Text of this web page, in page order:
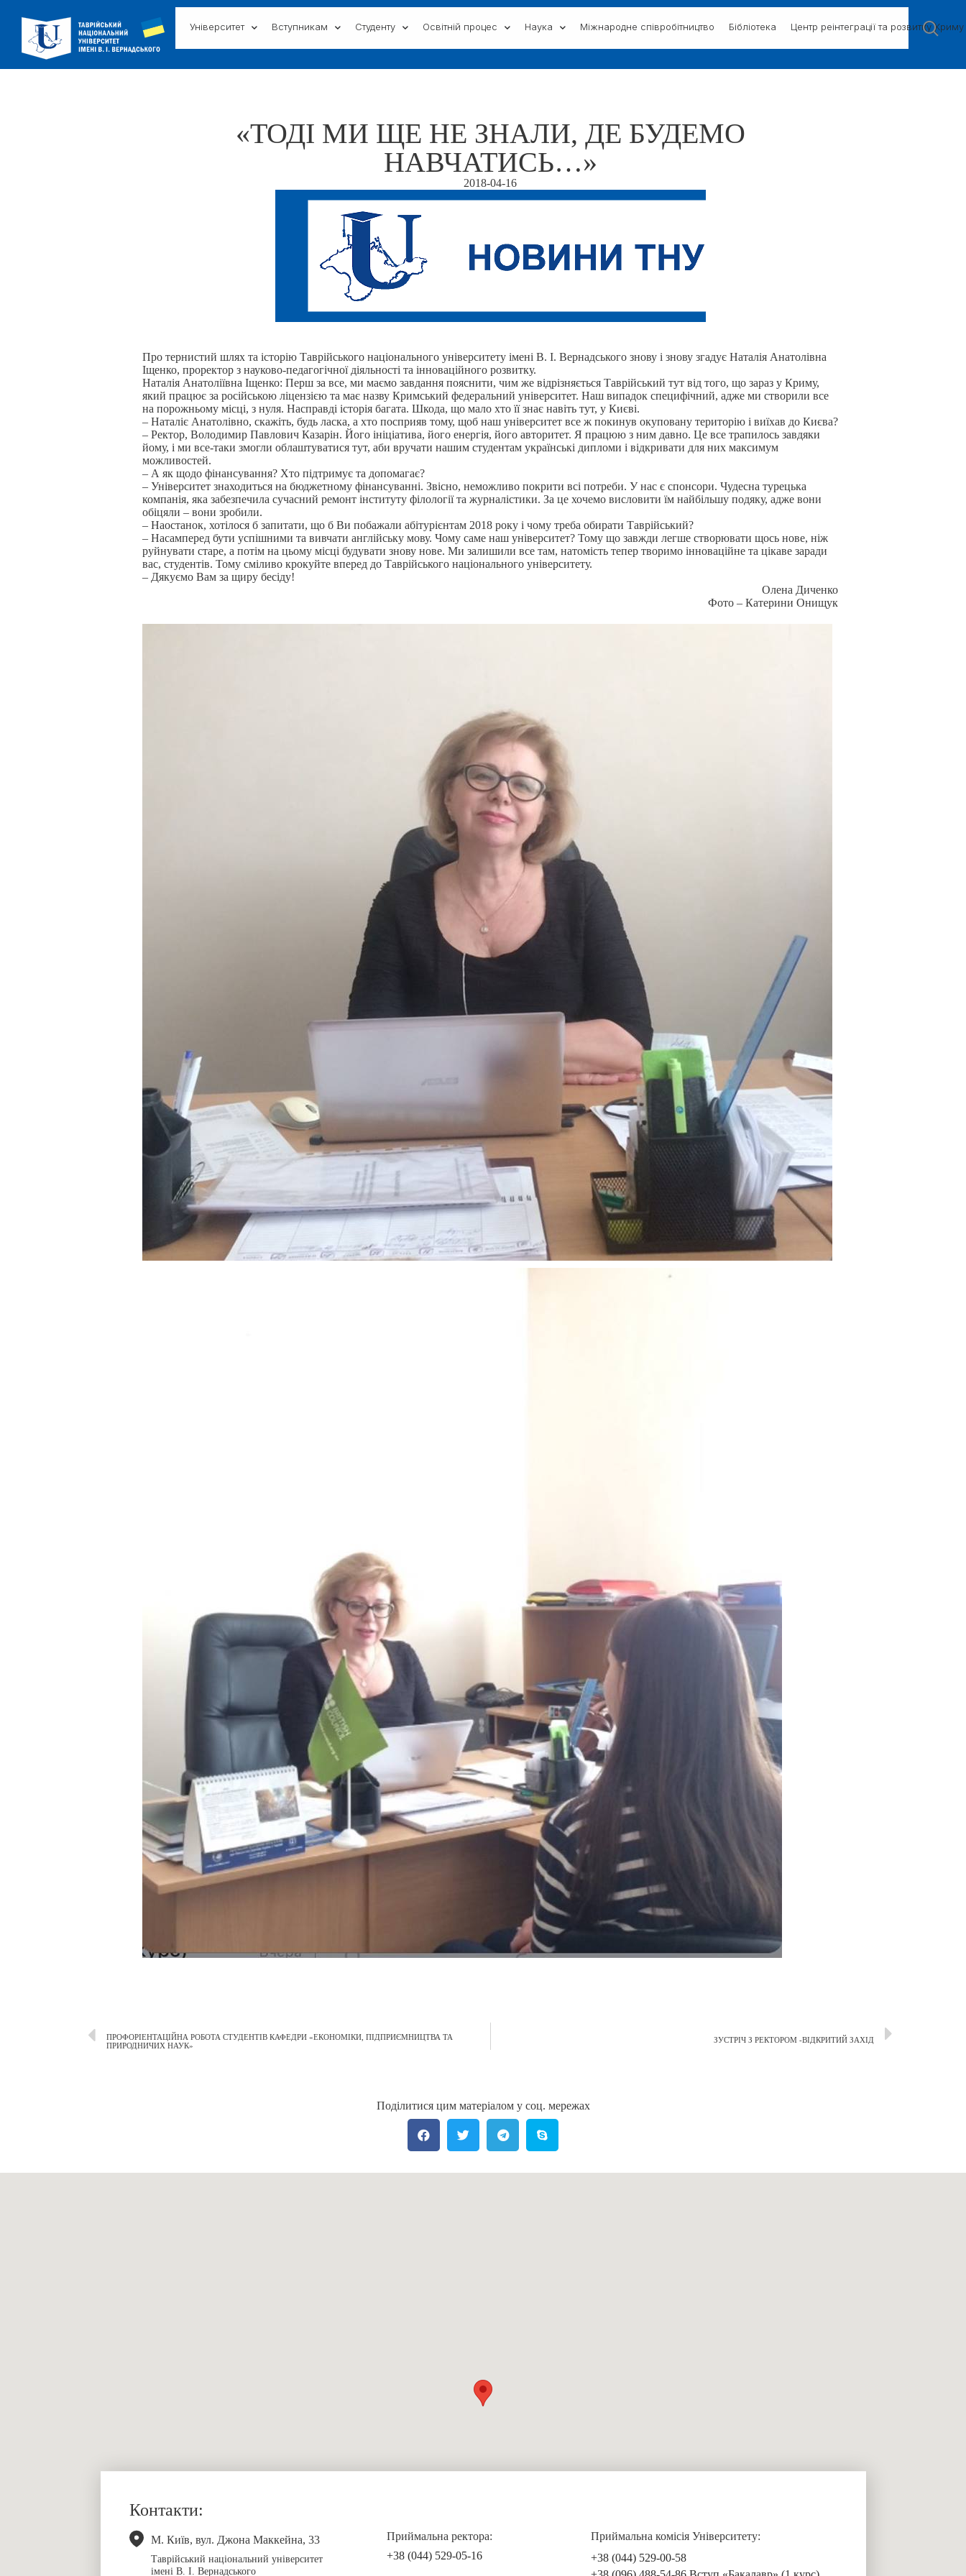
Університет Вступникам Студенту Освітній процес Наука Міжнародне співробітництво Бібліотека Центр реінтеграції та розвитку Криму
«ТОДІ МИ ЩЕ НЕ ЗНАЛИ, ДЕ БУДЕМО
НАВЧАТИСЬ…»
2018-04-16
Про тернистий шлях та історію Таврійського національного університету імені В. І. Вернадського знову і знову згадує Наталія Анатолівна
Іщенко, проректор з науково-педагогічної діяльності та інноваційного розвитку.
Наталія Анатоліївна Іщенко: Перш за все, ми маємо завдання пояснити, чим же відрізняється Таврійський тут від того, що зараз у Криму,
який працює за російською ліцензією та має назву Кримський федеральний університет. Наш випадок специфічний, адже ми створили все
на порожньому місці, з нуля. Насправді історія багата. Шкода, що мало хто її знає навіть тут, у Києві.
– Наталіє Анатолівно, скажіть, будь ласка, а хто посприяв тому, щоб наш університет все ж покинув окуповану територію і виїхав до Києва?
– Ректор, Володимир Павлович Казарін. Його ініціатива, його енергія, його авторитет. Я працюю з ним давно. Це все трапилось завдяки
йому, і ми все-таки змогли облаштуватися тут, аби вручати нашим студентам українські дипломи і відкривати для них максимум
можливостей.
– А як щодо фінансування? Хто підтримує та допомагає?
– Університет знаходиться на бюджетному фінансуванні. Звісно, неможливо покрити всі потреби. У нас є спонсори. Чудесна турецька
компанія, яка забезпечила сучасний ремонт інституту філології та журналістики. За це хочемо висловити їм найбільшу подяку, адже вони
обіцяли – вони зробили.
– Наостанок, хотілося б запитати, що б Ви побажали абітурієнтам 2018 року і чому треба обирати Таврійський?
– Насамперед бути успішними та вивчати англійську мову. Чому саме наш університет? Тому що завжди легше створювати щось нове, ніж
руйнувати старе, а потім на цьому місці будувати знову нове. Ми залишили все там, натомість тепер творимо інноваційне та цікаве заради
вас, студентів. Тому сміливо крокуйте вперед до Таврійського національного університету.
– Дякуємо Вам за щиру бесіду!
Олена Диченко
Фото – Катерини Онищук
ПРОФОРІЕНТАЦІЙНА РОБОТА СТУДЕНТІВ КАФЕДРИ «ЕКОНОМІКИ, ПІДПРИЄМНИЦТВА ТА
ПРИРОДНИЧИХ НАУК»
ЗУСТРIЧ З РЕКТОРОМ -ВIДКРИТИЙ ЗАХIД
Поділитися цим матеріалом у соц. мережах
Контакти:
М. Київ, вул. Джона Маккейна, 33
Таврійський національний університет
імені В. І. Вернадського
Приймальна ректора:
+38 (044) 529-05-16
Приймальна комісія Університету:
+38 (044) 529-00-58